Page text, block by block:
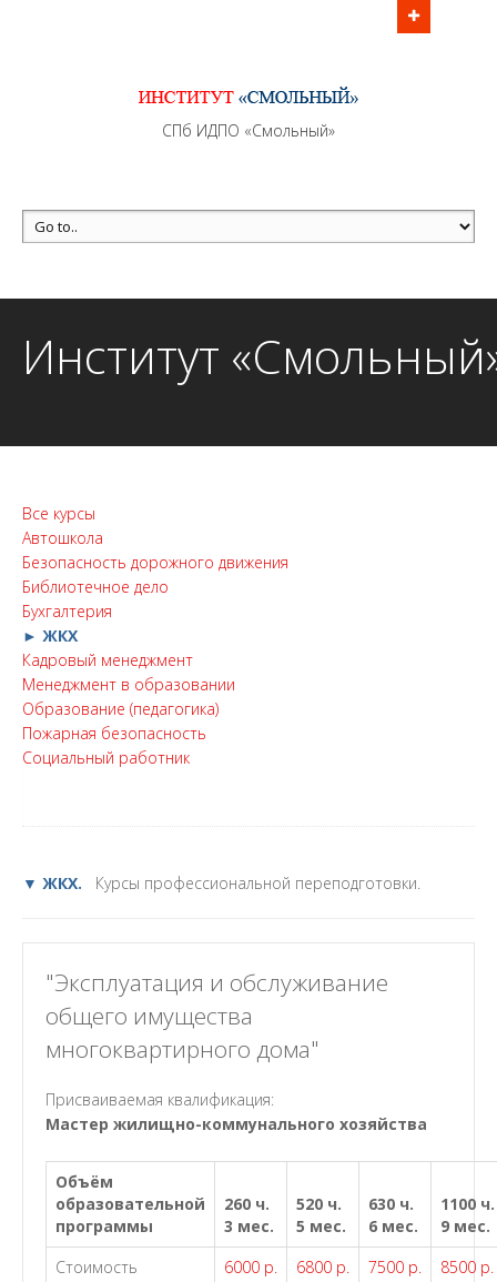
перерывов в рабочие дни с 9:00 до 21:00 МСК
MAX +7 (981) 190-30-30
mail@institutsmolnyj.ru
СПб ИДПО «Смольный»
Институт
Все курсы
Автошкола
Безопасность дорожного движения
Библиотечное дело
Бухгалтерия
► ЖКХ
Кадровый менеджмент
Менеджмент в образовании
Образование (педагогика)
Пожарная безопасность
Социальный работник
▼ ЖКХ. Курсы профессиональной переподготовки.
"Эксплуатация и обслуживание
общего имущества
многоквартирного дома"
Присваиваемая квалификация:
Мастер жилищно-коммунального хозяйства
Объём
образовательной
программы
260 ч.
3 мес.
520 ч.
5 мес.
630 ч.
6 мес.
1100 ч.
9 мес.
Стоимость
6000 р. 6800 р. 7500 р. 8500 р.